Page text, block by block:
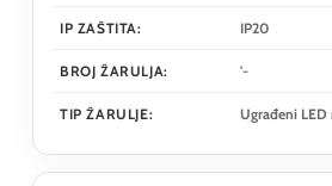
IP ZAŠTITA: IP20
BROJ ŽARULJA: '-
TIP ŽARULJE: Ugrađeni